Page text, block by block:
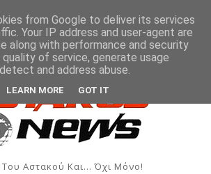
Αστακού ΠΟΛΙΤΙΣΜΌΣ Παρουσίαση του
Αστακού Και... Όχι Μόνο!
from Google to deliver its services
Your IP address and user-agent are
along with performance and security
of service, generate usage
and address abuse.
LEARN MORE GOT IT